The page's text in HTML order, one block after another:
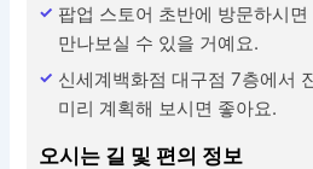
팝업 스토어 초반에 방문하시
만나보실 수 있을 거예요.
신세계백화점 대구점 7층에서
미리 계획해 보시면 좋아요.
오시는 길 및 편의 정보